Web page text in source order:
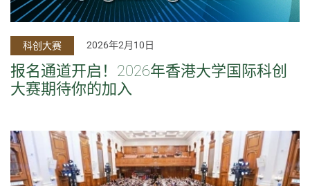
科创大赛 2026年2月10日
报名通道开启！2026年香港大学国际科创
大赛期待你的加入